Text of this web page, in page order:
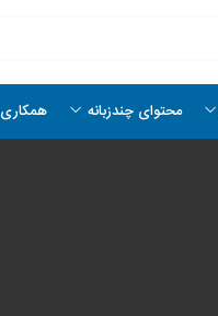
محتوای چندزبانه همکاری